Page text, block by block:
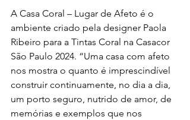
A Casa Coral – Lugar de Afeto é o
ambiente criado pela designer Paola
Ribeiro para a Tintas Coral na Casacor
São Paulo 2024. “Uma casa com afeto
nos mostra o quanto é imprescindível
construir continuamente, no dia a dia,
um porto seguro, nutrido de amor, de
memórias e exemplos que nos